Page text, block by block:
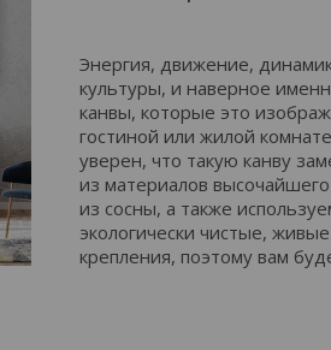
Энергия, движение,
культуры, и наверное
канвы, которые это
гостиной или жилой
уверен, что такую канву
из материалов
из сосны, а также
экологически чистые,
крепления, поэтому вам